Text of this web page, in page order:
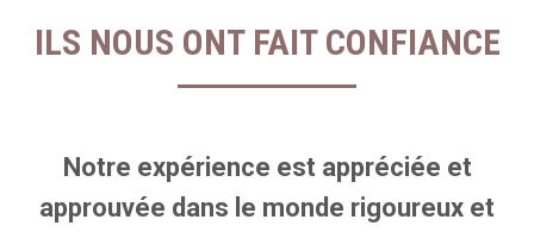
ILS NOUS ONT FAIT CONFIANCE
Notre expérience est appréciée et
approuvée dans le monde rigoureux et